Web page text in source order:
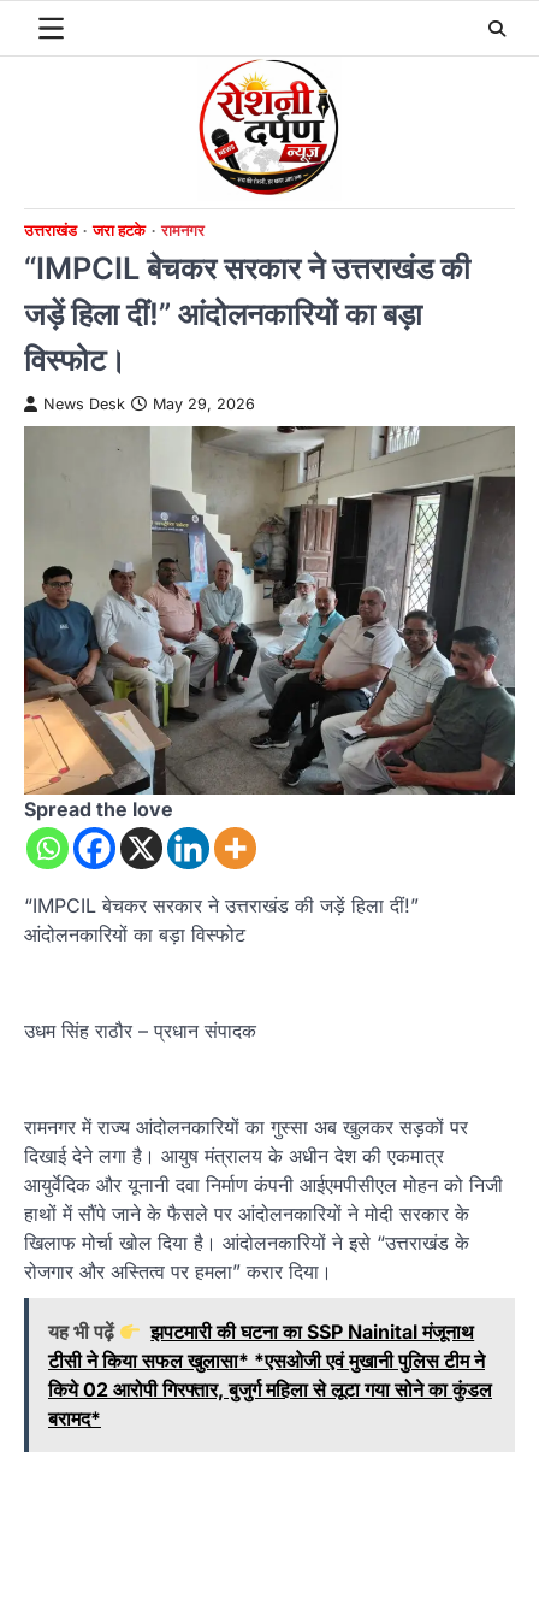
उत्तराखंड जरा हटके रामनगर
“IMPCIL बेचकर सरकार ने उत्तराखंड की
जड़ें हिला दीं!” आंदोलनकारियों का बड़ा
विस्फोट।
News Desk May 29, 2026
Spread the love
“IMPCIL बेचकर सरकार ने उत्तराखंड की जड़ें हिला दीं!”
आंदोलनकारियों का बड़ा विस्फोट
उधम सिंह राठौर – प्रधान संपादक
रामनगर में राज्य आंदोलनकारियों का गुस्सा अब खुलकर सड़कों पर
दिखाई देने लगा है। आयुष मंत्रालय के अधीन देश की एकमात्र
आयुर्वेदिक और यूनानी दवा निर्माण कंपनी आईएमपीसीएल मोहन को निजी
हाथों में सौंपे जाने के फैसले पर आंदोलनकारियों ने मोदी सरकार के
खिलाफ मोर्चा खोल दिया है। आंदोलनकारियों ने इसे “उत्तराखंड के
रोजगार और अस्तित्व पर हमला” करार दिया।
यह भी पढ़ें
झपटमारी की घटना का SSP Nainital मंजूनाथ
टीसी ने किया सफल खुलासा* *एसओजी एवं मुखानी पुलिस टीम ने
किये 02 आरोपी गिरफ्तार, बुजुर्ग महिला से लूटा गया सोने का कुंडल
बरामद*